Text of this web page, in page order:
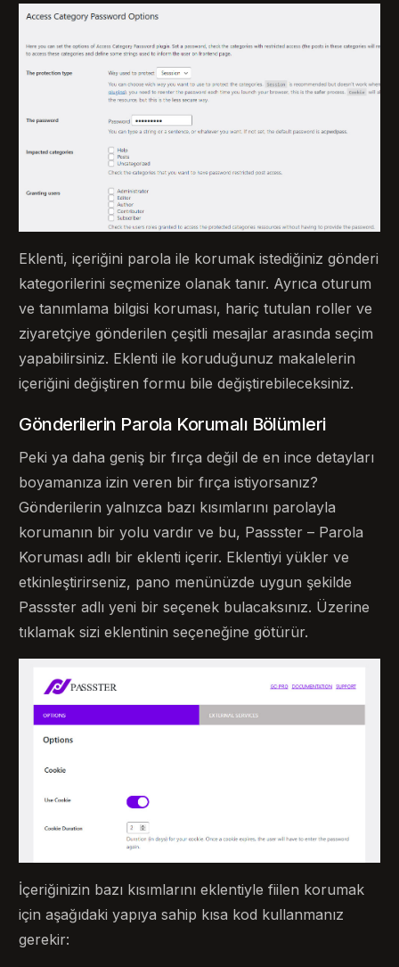
Eklenti, içeriğini parola ile korumak istediğiniz gönderi
kategorilerini seçmenize olanak tanır. Ayrıca oturum
ve tanımlama bilgisi koruması, hariç tutulan roller ve
ziyaretçiye gönderilen çeşitli mesajlar arasında seçim
yapabilirsiniz. Eklenti ile koruduğunuz makalelerin
içeriğini değiştiren formu bile değiştirebileceksiniz.
Gönderilerin Parola Korumalı Bölümleri
Peki ya daha geniş bir fırça değil de en ince detayları
boyamanıza izin veren bir fırça istiyorsanız?
Gönderilerin yalnızca bazı kısımlarını parolayla
korumanın bir yolu vardır ve bu, Passster – Parola
Koruması adlı bir eklenti içerir. Eklentiyi yükler ve
etkinleştirirseniz, pano menünüzde uygun şekilde
Passster adlı yeni bir seçenek bulacaksınız. Üzerine
tıklamak sizi eklentinin seçeneğine götürür.
İçeriğinizin bazı kısımlarını eklentiyle fiilen korumak
için aşağıdaki yapıya sahip kısa kod kullanmanız
gerekir: